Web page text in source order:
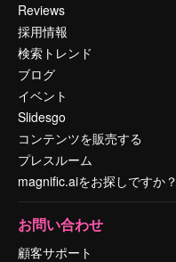
Reviews
採用情報
検索トレンド
ブログ
イベント
Slidesgo
コンテンツを販売する
プレスルーム
magnific.aiをお探しですか？
お問い合わせ
顧客サポート